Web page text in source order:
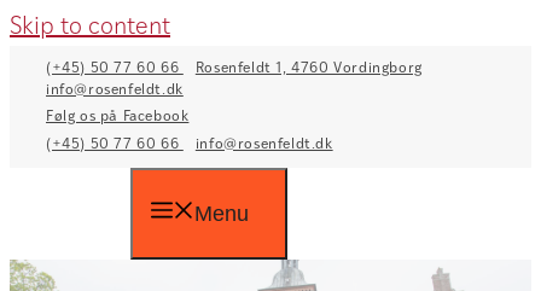
Skip to content
(+45) 50 77 60 66
Rosenfeldt 1, 4760 Vordingborg
info@rosenfeldt.dk
Følg os på Facebook
(+45) 50 77 60 66
info@rosenfeldt.dk
Menu